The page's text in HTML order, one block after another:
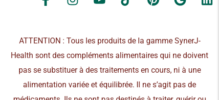
ATTENTION : Tous les produits de la gamme SynerJ-
Health sont des compléments alimentaires qui ne doivent
pas se substituer à des traitements en cours, ni à une
alimentation variée et équilibrée. Il ne s’agit pas de